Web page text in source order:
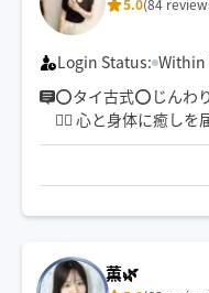
ガチガチ、もやもやが
じんわり解ける✨
深く効き、痛みも辛さ
5.0(84
Login Status: Within
⭕️タイ古式⭕️じんわ
💆‍♀️ 心と身体に癒し
せていただきます🕊️
薫🌿